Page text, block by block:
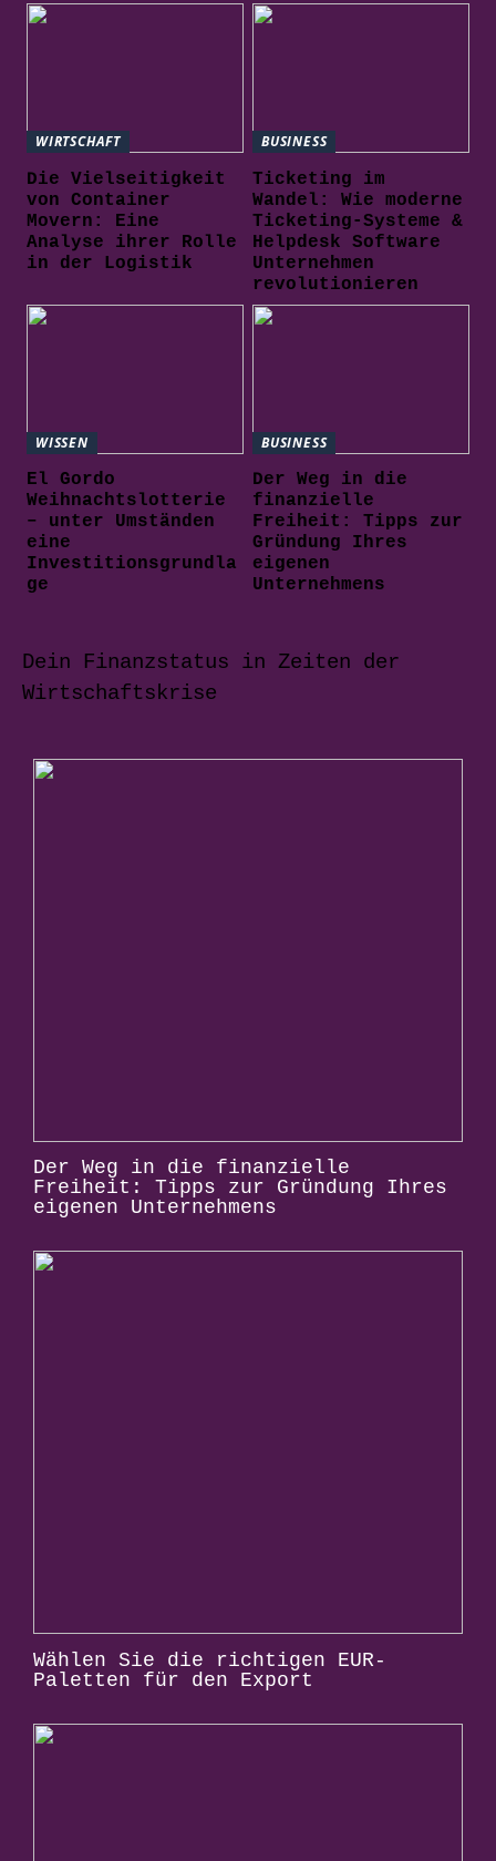
WIRTSCHAFT
Die Vielseitigkeit
von Container
Movern: Eine
Analyse ihrer Rolle
in der Logistik
BUSINESS
Ticketing im
Wandel: Wie moderne
Ticketing-Systeme &
Helpdesk Software
Unternehmen
revolutionieren
WISSEN
El Gordo
Weihnachtslotterie
– unter Umständen
eine
Investitionsgrundla
ge
BUSINESS
Der Weg in die
finanzielle
Freiheit: Tipps zur
Gründung Ihres
eigenen
Unternehmens
Dein Finanzstatus in Zeiten der
Wirtschaftskrise
Der Weg in die finanzielle
Freiheit: Tipps zur Gründung Ihres
eigenen Unternehmens
Wählen Sie die richtigen EUR-
Paletten für den Export